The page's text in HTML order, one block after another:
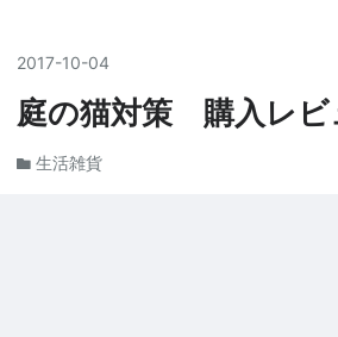
2017-10-04
庭の猫対策 購入レビ
生活雑貨